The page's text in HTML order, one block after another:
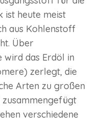
ist heute meist
aus Kohlenstoff
Über
wird das Erdöl in
zerlegt, die
Arten zu großen
verschiedene